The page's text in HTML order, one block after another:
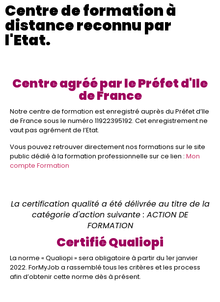
Centre de formation à
distance reconnu par
l'Etat.
Centre agréé par le Préfet d'Ile
de France
Notre centre de formation est enregistré auprès du Préfet d’Ile
de France sous le numéro 11922395192. Cet enregistrement ne
vaut pas agrément de l’Etat.
Vous pouvez retrouver directement nos formations sur le site
public dédié à la formation professionnelle sur ce lien : Mon
compte Formation
La certification qualité a été délivrée au titre de la
catégorie d'action suivante : ACTION DE
FORMATION
Certifié Qualiopi
La norme « Qualiopi » sera obligatoire à partir du 1er janvier
2022. ForMyJob a rassemblé tous les critères et les process
afin d’obtenir cette norme dès à présent.